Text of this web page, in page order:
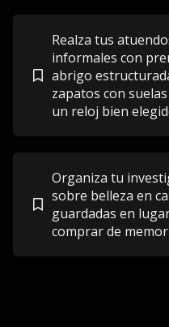
Realza tus
informales con
abrigo
zapatos con
un reloj bien
Organiza tu
sobre belleza en
guardadas en
comprar de